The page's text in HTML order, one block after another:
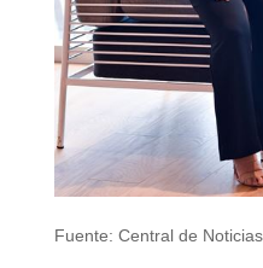
Fuente: Central de